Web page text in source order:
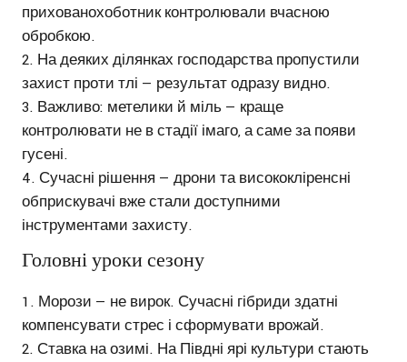
прихованохоботник контролювали вчасною
обробкою.
На деяких ділянках господарства пропустили
захист проти тлі — результат одразу видно.
Важливо: метелики й міль — краще
контролювати не в стадії імаго, а саме за появи
гусені.
Сучасні рішення — дрони та висококліренсні
обприскувачі вже стали доступними
інструментами захисту.
Головні уроки сезону
Морози — не вирок. Сучасні гібриди здатні
компенсувати стрес і сформувати врожай.
Ставка на озимі. На Півдні ярі культури стають